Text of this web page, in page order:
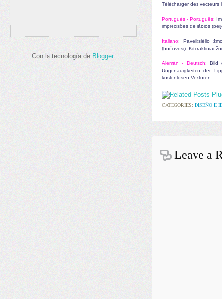
Con la tecnología de Blogger.
Télécharger des vecteurs
Portugués - Português:
imprecisões de lábios
Italiano:
Paveikslėlio
(bučiavosi). Kiti raktiniai
Alemán - Deutsch:
Bild
Ungenauigkeiten der
kostenlosen Vektoren.
CATEGORIES: DISEÑO E
Leave a